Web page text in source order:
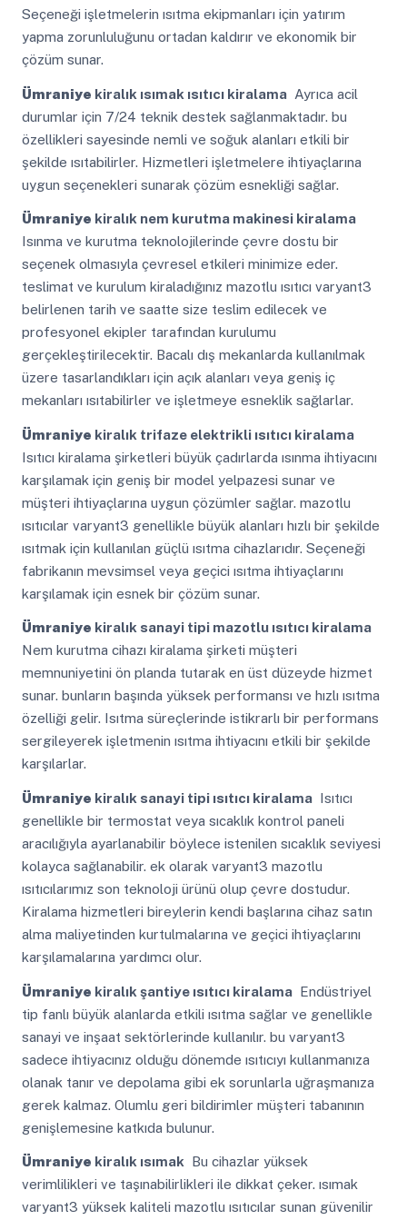
Seçeneği işletmelerin ısıtma ekipmanları için yatırım
yapma zorunluluğunu ortadan kaldırır ve ekonomik bir
çözüm sunar.
Ümraniye kiralık ısımak ısıtıcı kiralamaAyrıca acil
durumlar için 7/24 teknik destek sağlanmaktadır. bu
özellikleri sayesinde nemli ve soğuk alanları etkili bir
şekilde ısıtabilirler. Hizmetleri işletmelere ihtiyaçlarına
uygun seçenekleri sunarak çözüm esnekliği sağlar.
Ümraniye kiralık nem kurutma makinesi kiralama
Isınma ve kurutma teknolojilerinde çevre dostu bir
seçenek olmasıyla çevresel etkileri minimize eder.
teslimat ve kurulum kiraladığınız mazotlu ısıtıcı varyant3
belirlenen tarih ve saatte size teslim edilecek ve
profesyonel ekipler tarafından kurulumu
gerçekleştirilecektir. Bacalı dış mekanlarda kullanılmak
üzere tasarlandıkları için açık alanları veya geniş iç
mekanları ısıtabilirler ve işletmeye esneklik sağlarlar.
Ümraniye kiralık trifaze elektrikli ısıtıcı kiralama
Isıtıcı kiralama şirketleri büyük çadırlarda ısınma ihtiyacını
karşılamak için geniş bir model yelpazesi sunar ve
müşteri ihtiyaçlarına uygun çözümler sağlar. mazotlu
ısıtıcılar varyant3 genellikle büyük alanları hızlı bir şekilde
ısıtmak için kullanılan güçlü ısıtma cihazlarıdır. Seçeneği
fabrikanın mevsimsel veya geçici ısıtma ihtiyaçlarını
karşılamak için esnek bir çözüm sunar.
Ümraniye kiralık sanayi tipi mazotlu ısıtıcı kiralama
Nem kurutma cihazı kiralama şirketi müşteri
memnuniyetini ön planda tutarak en üst düzeyde hizmet
sunar. bunların başında yüksek performansı ve hızlı ısıtma
özelliği gelir. Isıtma süreçlerinde istikrarlı bir performans
sergileyerek işletmenin ısıtma ihtiyacını etkili bir şekilde
karşılarlar.
Ümraniye kiralık sanayi tipi ısıtıcı kiralamaIsıtıcı
genellikle bir termostat veya sıcaklık kontrol paneli
aracılığıyla ayarlanabilir böylece istenilen sıcaklık seviyesi
kolayca sağlanabilir. ek olarak varyant3 mazotlu
ısıtıcılarımız son teknoloji ürünü olup çevre dostudur.
Kiralama hizmetleri bireylerin kendi başlarına cihaz satın
alma maliyetinden kurtulmalarına ve geçici ihtiyaçlarını
karşılamalarına yardımcı olur.
Ümraniye kiralık şantiye ısıtıcı kiralamaEndüstriyel
tip fanlı büyük alanlarda etkili ısıtma sağlar ve genellikle
sanayi ve inşaat sektörlerinde kullanılır. bu varyant3
sadece ihtiyacınız olduğu dönemde ısıtıcıyı kullanmanıza
olanak tanır ve depolama gibi ek sorunlarla uğraşmanıza
gerek kalmaz. Olumlu geri bildirimler müşteri tabanının
genişlemesine katkıda bulunur.
Ümraniye kiralık ısımak Bu cihazlar yüksek
verimlilikleri ve taşınabilirlikleri ile dikkat çeker. ısımak
varyant3 yüksek kaliteli mazotlu ısıtıcılar sunan güvenilir